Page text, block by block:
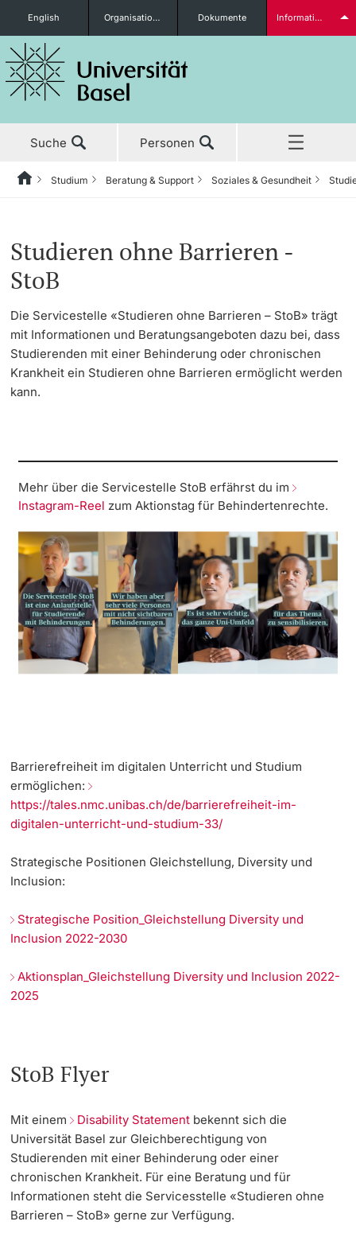
Studieninteressierte
weitere Informationen
weitere Informationen
Fördernde & Alumni
weitere Informationen
English Organisationseinheiten Dokumente Informationen für...
Suche Personen
Studium
Vor dem Studium
Studienangebot
Anmeldung & Zulassung
Studienfachberatung
Fünf Gründe, in Basel zu studieren
Im Studium
Vorlesungsverzeichnis
Belegen
Dokumente und Verifikation
«Start Smart»-Week
Mobilität
Campus Stories
Hörerinnen/Hörer
Beratung & Support
Studienberatung
Studienfinanzierung
Berufseinstieg & Laufbahnberatung
Studieren ohne Barrieren - StoB
Veranstaltungen
Kinderbetreuung
Studium und Familie
Psychologische Hilfe - Erfolgreich studieren
Solidaritätsfond der Studierenden
Forschung
Lehre
Weiterbildung
HomeZurückStudium Beratung & Support Soziales & Gesundheit
Studieren ohne Barrieren -
StoB
Die Servicestelle «Studieren ohne Barrieren – StoB» trägt
mit Informationen und Beratungsangeboten dazu bei, dass
Studierenden mit einer Behinderung oder chronischen
Krankheit ein Studieren ohne Barrieren ermöglicht werden
kann.
Mehr über die Servicestelle StoB erfährst du im
Instagram-Reel zum Aktionstag für Behindertenrechte.
Barrierefreiheit im digitalen Unterricht und Studium
ermöglichen:
https://tales.nmc.unibas.ch/de/barrierefreiheit-im-
digitalen-unterricht-und-studium-33/
Strategische Positionen Gleichstellung, Diversity und
Inclusion:
Strategische Position_Gleichstellung Diversity und
Inclusion 2022-2030
Aktionsplan_Gleichstellung Diversity und Inclusion 2022-
2025
StoB Flyer
Mit einem Disability Statement bekennt sich die
Universität Basel zur Gleichberechtigung von
Studierenden mit einer Behinderung oder einer
chronischen Krankheit. Für eine Beratung und für
Informationen steht die Servicesstelle «Studieren ohne
Barrieren – StoB» gerne zur Verfügung.